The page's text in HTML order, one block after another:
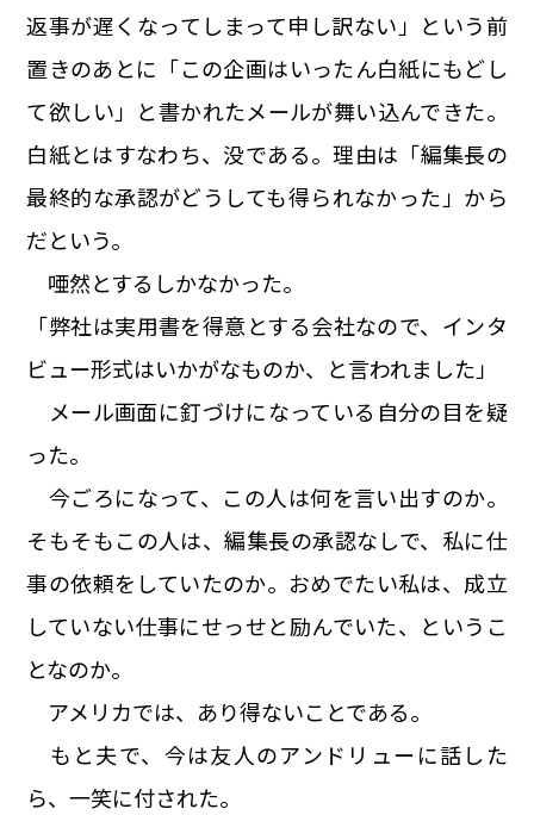
返事が遅くなってしまって申し訳ない」という前
置きのあとに「この企画はいったん白紙にもどし
て欲しい」と書かれたメールが舞い込んできた。
白紙とはすなわち、没である。理由は「編集長の
最終的な承認がどうしても得られなかった」から
だという。
唖然とするしかなかった。
「弊社は実用書を得意とする会社なので、インタ
ビュー形式はいかがなものか、と言われました」
メール画面に釘づけになっている自分の目を疑
った。
今ごろになって、この人は何を言い出すのか。
そもそもこの人は、編集長の承認なしで、私に仕
事の依頼をしていたのか。おめでたい私は、成立
していない仕事にせっせと励んでいた、というこ
となのか。
アメリカでは、あり得ないことである。
もと夫で、今は友人のアンドリューに話した
ら、一笑に付された。